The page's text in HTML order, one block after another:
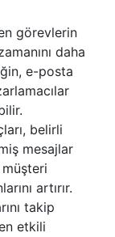
görevlerin
daha
e-posta
belirli
mesajlar
artırır.
takip
etkili